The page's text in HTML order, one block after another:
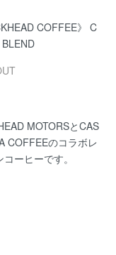
COFFEE》 C
MOTORSとCAS
COFFEEのコラボレ
ーヒーです。